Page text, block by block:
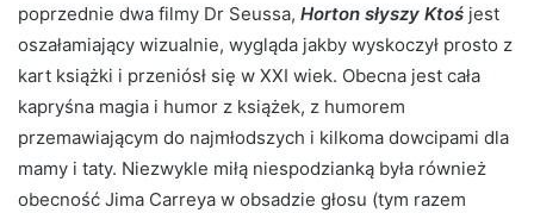
poprzednie dwa filmy Dr Seussa, Horton słyszy Ktoś jest
oszałamiający wizualnie, wygląda jakby wyskoczył prosto z
kart książki i przeniósł się w XXI wiek. Obecna jest cała
kapryśna magia i humor z książek, z humorem
przemawiającym do najmłodszych i kilkoma dowcipami dla
mamy i taty. Niezwykle miłą niespodzianką była również
obecność Jima Carreya w obsadzie głosu (tym razem